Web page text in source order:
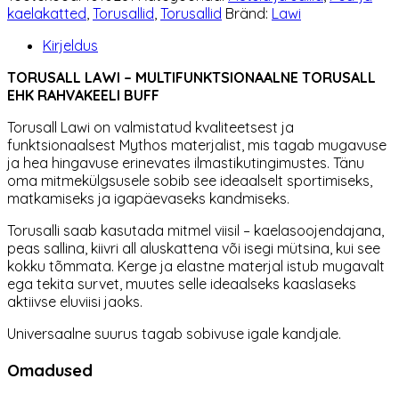
kogus
kaelakatted, Torusallid, Torusallid Bränd: Lawi
Kirjeldus
TORUSALL LAWI – MULTIFUNKTSIONAALNE TORUSALL
EHK RAHVAKEELI BUFF
Torusall Lawi on valmistatud kvaliteetsest ja
funktsionaalsest Mythos materjalist, mis tagab mugavuse
ja hea hingavuse erinevates ilmastikutingimustes. Tänu
oma mitmekülgsusele sobib see ideaalselt sportimiseks,
matkamiseks ja igapäevaseks kandmiseks.
Torusalli saab kasutada mitmel viisil – kaelasoojendajana,
peas sallina, kiivri all aluskattena või isegi mütsina, kui see
kokku tõmmata. Kerge ja elastne materjal istub mugavalt
ega tekita survet, muutes selle ideaalseks kaaslaseks
aktiivse eluviisi jaoks.
Universaalne suurus tagab sobivuse igale kandjale.
Omadused